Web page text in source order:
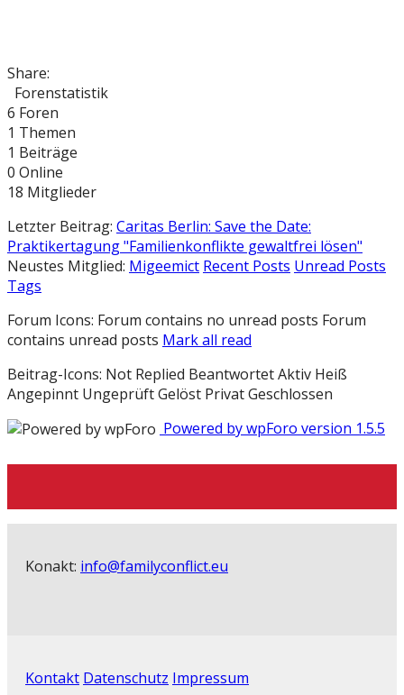
Share:
Forenstatistik
6 Foren
1 Themen
1 Beiträge
0 Online
18 Mitglieder
Letzter Beitrag: Caritas Berlin: Save the Date:
Praktikertagung "Familienkonflikte gewaltfrei lösen"
Neustes Mitglied: Migeemict Recent Posts Unread Posts
Tags
Forum Icons: Forum contains no unread posts Forum
contains unread posts Mark all read
Beitrag-Icons: Not Replied BeantwortetAktiv Heiß
Angepinnt UngeprüftGelöst PrivatGeschlossen
Powered by wpForo version 1.5.5
Konakt: info@familyconflict.eu
Kontakt Datenschutz Impressum